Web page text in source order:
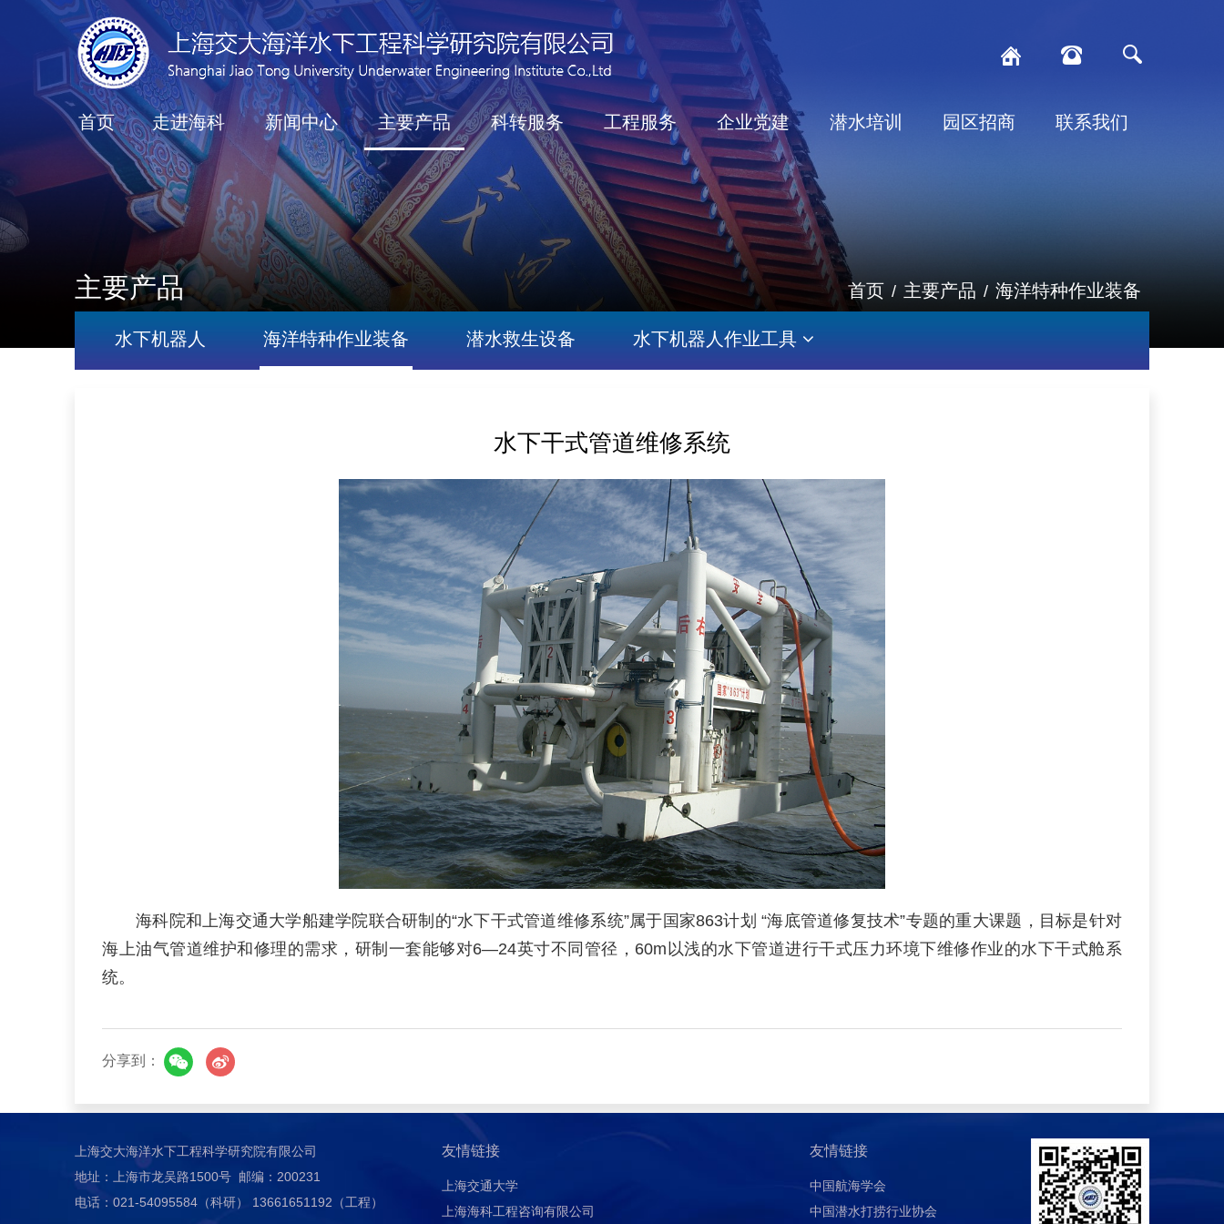
首页 走进海科 新闻中心 主要产品 科转服务 工程服务 企业党建 潜水培训 园区招商 联系我们
主要产品 首页 / 主要产品 / 海洋特种作业装备
水下机器人 海洋特种作业装备 潜水救生设备 水下机器人作业工具
水下干式管道维修系统
海科院和上海交通大学船建学院联合研制的“水下干式管道维修系统”属于国家863计划 “海底管道修复技术”专题的重大课题，目标是针对
海上油气管道维护和修理的需求，研制一套能够对6—24英寸不同管径，60m以浅的水下管道进行干式压力环境下维修作业的水下干式舱系
统。
分享到：
上海交大海洋水下工程科学研究院有限公司
地址：上海市龙吴路1500号 邮编：200231
电话：021-54095584（科研） 13661651192（工程）
友情链接
上海交通大学
上海海科工程咨询有限公司
友情链接
中国航海学会
中国潜水打捞行业协会